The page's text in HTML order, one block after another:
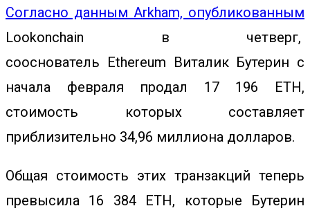
Согласно данным Arkham, опубликованным
Lookonchain в четверг,
сооснователь Ethereum Виталик Бутерин с
начала февраля продал 17 196 ETH,
стоимость которых составляет
приблизительно 34,96 миллиона долларов.
Общая стоимость этих транзакций теперь
превысила 16 384 ETH, которые Бутерин